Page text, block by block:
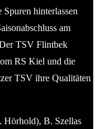
hinterlassen
am
TSV Flintbek
RS Kiel und die
TSV ihre Qualitäten
Hörhold), B. Szellas